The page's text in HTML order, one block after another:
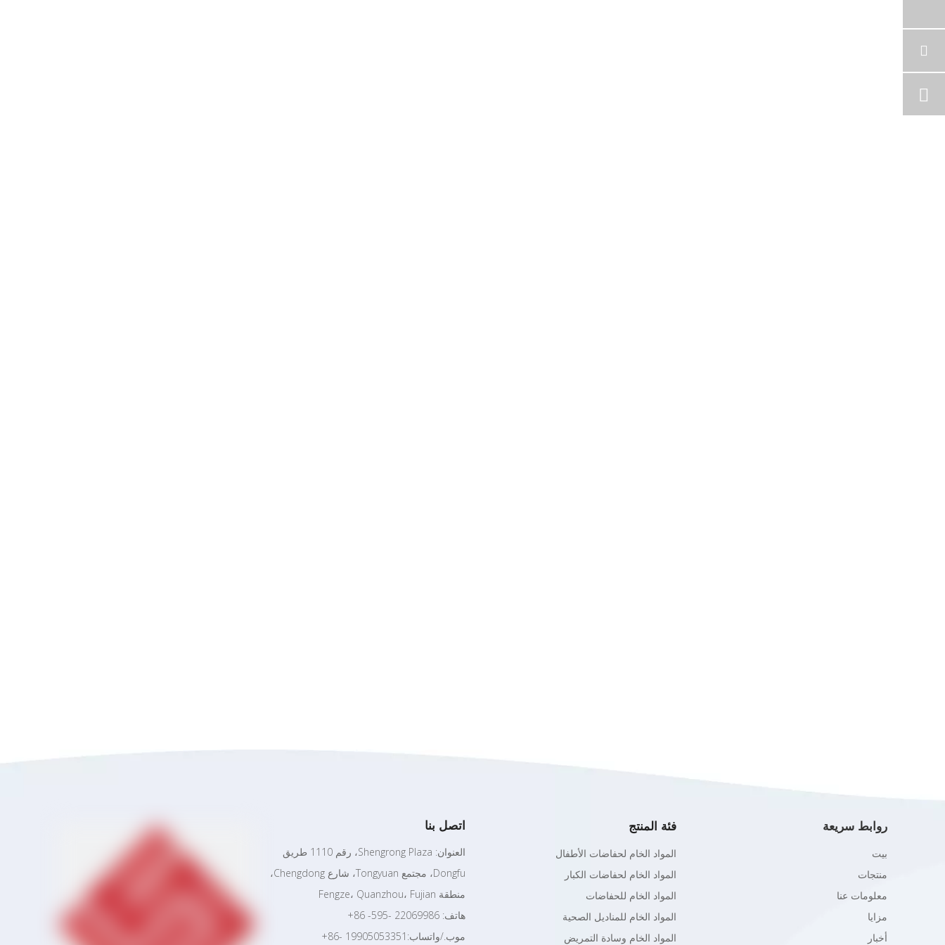
روابط سريعة
بيت
منتجات
معلومات عنا
مزايا
أخبار
فئة المنتج
المواد الخام لحفاضات الأطفال
المواد الخام لحفاضات الكبار
المواد الخام للحفاضات
المواد الخام للمناديل الصحية
المواد الخام وسادة التمريض
اتصل بنا
العنوان: Shengrong Plaza، رقم 1110 طريق
Dongfu، مجتمع Tongyuan، شارع Chengdong،
منطقة Fengze، Quanzhou، Fujian
هاتف: 22069986 -595- 86+
موب./واتساب:19905053351 -86+